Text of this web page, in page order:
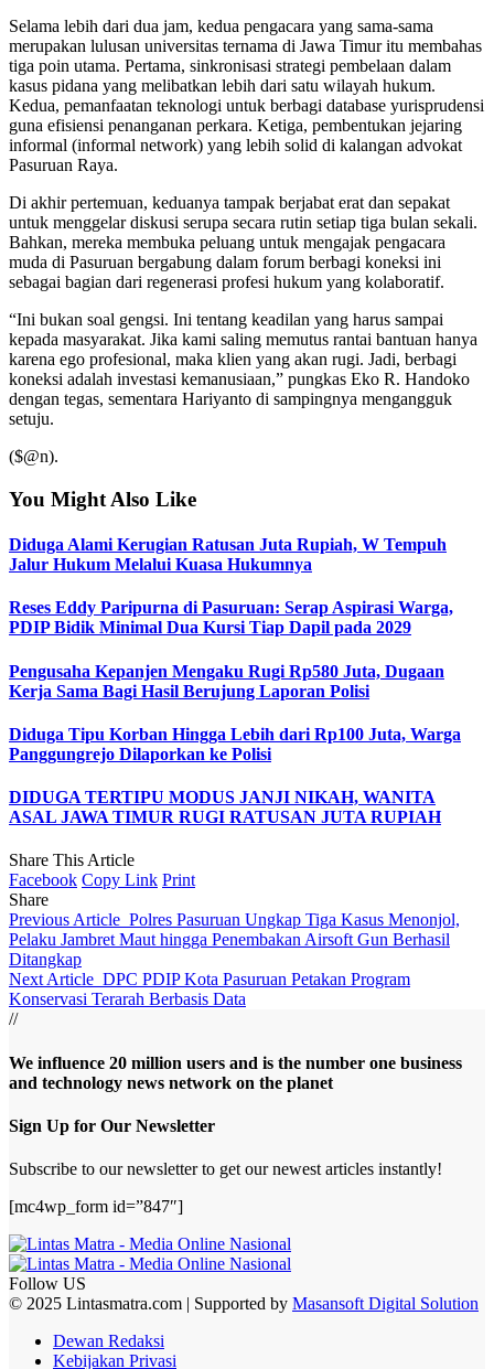
Selama lebih dari dua jam, kedua pengacara yang sama-sama
merupakan lulusan universitas ternama di Jawa Timur itu membahas
tiga poin utama. Pertama, sinkronisasi strategi pembelaan dalam
kasus pidana yang melibatkan lebih dari satu wilayah hukum.
Kedua, pemanfaatan teknologi untuk berbagi database yurisprudensi
guna efisiensi penanganan perkara. Ketiga, pembentukan jejaring
informal (informal network) yang lebih solid di kalangan advokat
Pasuruan Raya.
Di akhir pertemuan, keduanya tampak berjabat erat dan sepakat
untuk menggelar diskusi serupa secara rutin setiap tiga bulan sekali.
Bahkan, mereka membuka peluang untuk mengajak pengacara
muda di Pasuruan bergabung dalam forum berbagi koneksi ini
sebagai bagian dari regenerasi profesi hukum yang kolaboratif.
“Ini bukan soal gengsi. Ini tentang keadilan yang harus sampai
kepada masyarakat. Jika kami saling memutus rantai bantuan hanya
karena ego profesional, maka klien yang akan rugi. Jadi, berbagi
koneksi adalah investasi kemanusiaan,” pungkas Eko R. Handoko
dengan tegas, sementara Hariyanto di sampingnya mengangguk
setuju.
($@n).
You Might Also Like
Diduga Alami Kerugian Ratusan Juta Rupiah, W Tempuh
Jalur Hukum Melalui Kuasa Hukumnya
Reses Eddy Paripurna di Pasuruan: Serap Aspirasi Warga,
PDIP Bidik Minimal Dua Kursi Tiap Dapil pada 2029
Pengusaha Kepanjen Mengaku Rugi Rp580 Juta, Dugaan
Kerja Sama Bagi Hasil Berujung Laporan Polisi
Diduga Tipu Korban Hingga Lebih dari Rp100 Juta, Warga
Panggungrejo Dilaporkan ke Polisi
DIDUGA TERTIPU MODUS JANJI NIKAH, WANITA
ASAL JAWA TIMUR RUGI RATUSAN JUTA RUPIAH
Share This Article
Facebook Copy Link Print
Share
Previous Article Polres Pasuruan Ungkap Tiga Kasus Menonjol,
Pelaku Jambret Maut hingga Penembakan Airsoft Gun Berhasil
Ditangkap
Next Article DPC PDIP Kota Pasuruan Petakan Program
Konservasi Terarah Berbasis Data
//
We influence 20 million users and is the number one business
and technology news network on the planet
Sign Up for Our Newsletter
Subscribe to our newsletter to get our newest articles instantly!
[mc4wp_form id=”847″]
Follow US
© 2025 Lintasmatra.com | Supported by Masansoft Digital Solution
Dewan Redaksi
Kebijakan Privasi